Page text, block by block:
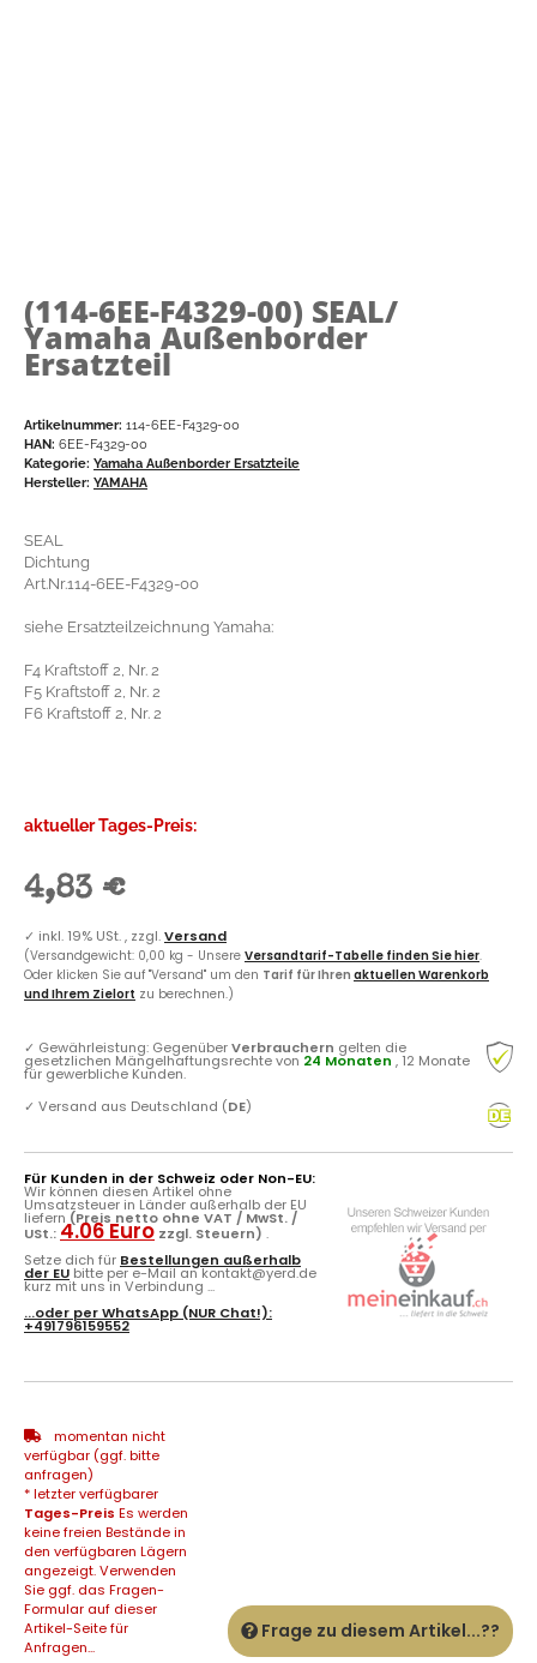
(114-6EE-F4329-00) SEAL/
Yamaha Außenborder
Ersatzteil
Artikelnummer: 114-6EE-F4329-00
HAN: 6EE-F4329-00
Kategorie: Yamaha Außenborder Ersatzteile
Hersteller: YAMAHA
SEAL
Dichtung
Art.Nr.114-6EE-F4329-00
siehe Ersatzteilzeichnung Yamaha:
F4 Kraftstoff 2, Nr. 2
F5 Kraftstoff 2, Nr. 2
F6 Kraftstoff 2, Nr. 2
aktueller Tages-Preis:
4,83 €
✓ inkl. 19% USt. , zzgl.Versand
(Versandgewicht: 0,00 kg - Unsere Versandtarif-Tabelle finden Sie hier.
Oder klicken Sie auf "Versand" um den Tarif für Ihren aktuellen Warenkorb
und Ihrem Zielort zu berechnen.)
✓ Gewährleistung: GegenüberVerbrauchern gelten die
gesetzlichen Mängelhaftungsrechte von 24 Monaten , 12 Monate
für gewerbliche Kunden.
✓ Versand aus Deutschland (DE)
Für Kunden in der Schweiz oder Non-EU:
Wir können diesen Artikel ohne
Umsatzsteuer in Länder außerhalb der EU
liefern (Preis netto ohne VAT / MwSt. /
USt.: 4.06 Euro zzgl. Steuern) .
Setze dich für Bestellungen außerhalb
der EU bitte per e-Mail an kontakt@yerd.de
kurz mit uns in Verbindung ...
...oder perWhatsApp (NUR Chat!):
+491796159552
momentan nicht
verfügbar (ggf. bitte
anfragen)
* letzter verfügbarer
Tages-Preis Es werden
keine freien Bestände in
den verfügbaren Lägern
angezeigt. Verwenden
Sie ggf. das Fragen-
Formular auf dieser
Artikel-Seite für
Anfragen...
Frage zu diesem Artikel...??